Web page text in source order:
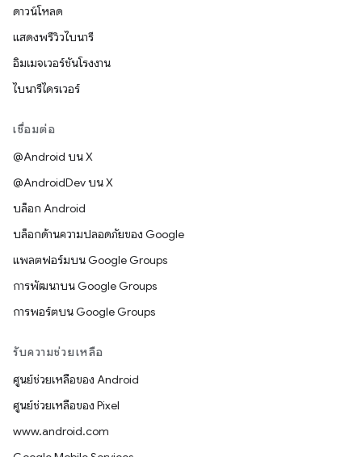
ดาวน์โหลด
แสดงพรีวิวไบนารี
อิมเมจเวอร์ชันโรงงาน
ไบนารีไดรเวอร์
เชื่อมต่อ
@Android บน X
@AndroidDev บน X
บล็อก Android
บล็อกด้านความปลอดภัยของ Google
แพลตฟอร์มบน Google Groups
การพัฒนาบน Google Groups
การพอร์ตบน Google Groups
รับความช่วยเหลือ
ศูนย์ช่วยเหลือของ Android
ศูนย์ช่วยเหลือของ Pixel
www.android.com